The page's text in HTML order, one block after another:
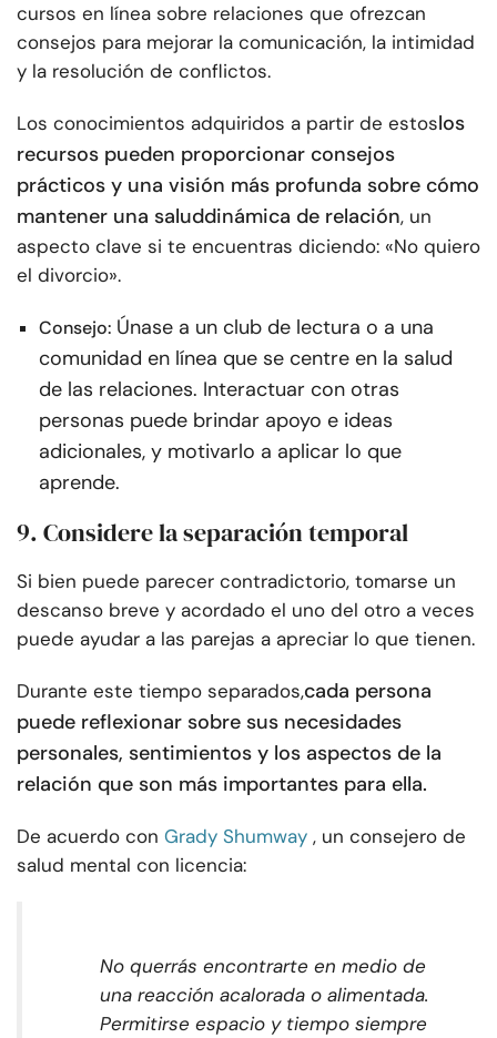
cursos en línea sobre relaciones que ofrezcan
consejos para mejorar la comunicación, la intimidad
y la resolución de conflictos.
Los conocimientos adquiridos a partir de estoslos
recursos pueden proporcionar consejos
prácticos y una visión más profunda sobre cómo
mantener una saluddinámica de relación, un
aspecto clave si te encuentras diciendo: «No quiero
el divorcio».
Consejo: Únase a un club de lectura o a una
comunidad en línea que se centre en la salud
de las relaciones. Interactuar con otras
personas puede brindar apoyo e ideas
adicionales, y motivarlo a aplicar lo que
aprende.
9. Considere la separación temporal
Si bien puede parecer contradictorio, tomarse un
descanso breve y acordado el uno del otro a veces
puede ayudar a las parejas a apreciar lo que tienen.
Durante este tiempo separados,cada persona
puede reflexionar sobre sus necesidades
personales, sentimientos y los aspectos de la
relación que son más importantes para ella.
De acuerdo con Grady Shumway , un consejero de
salud mental con licencia:
No querrás encontrarte en medio de
una reacción acalorada o alimentada.
Permitirse espacio y tiempo siempre